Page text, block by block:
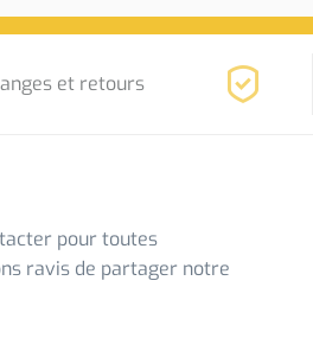
et retours
pour toutes
ravis de partager notre